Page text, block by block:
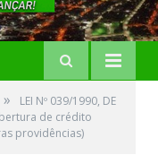
»
LEI Nº 039/1990, DE
de crédito
providências)